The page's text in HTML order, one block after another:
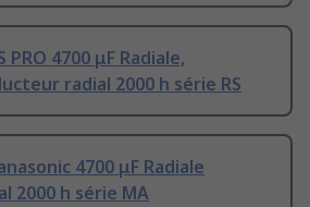
4700 μF Radiale,
radial 2000 h série RS
4700 μF Radiale
2000 h série MA